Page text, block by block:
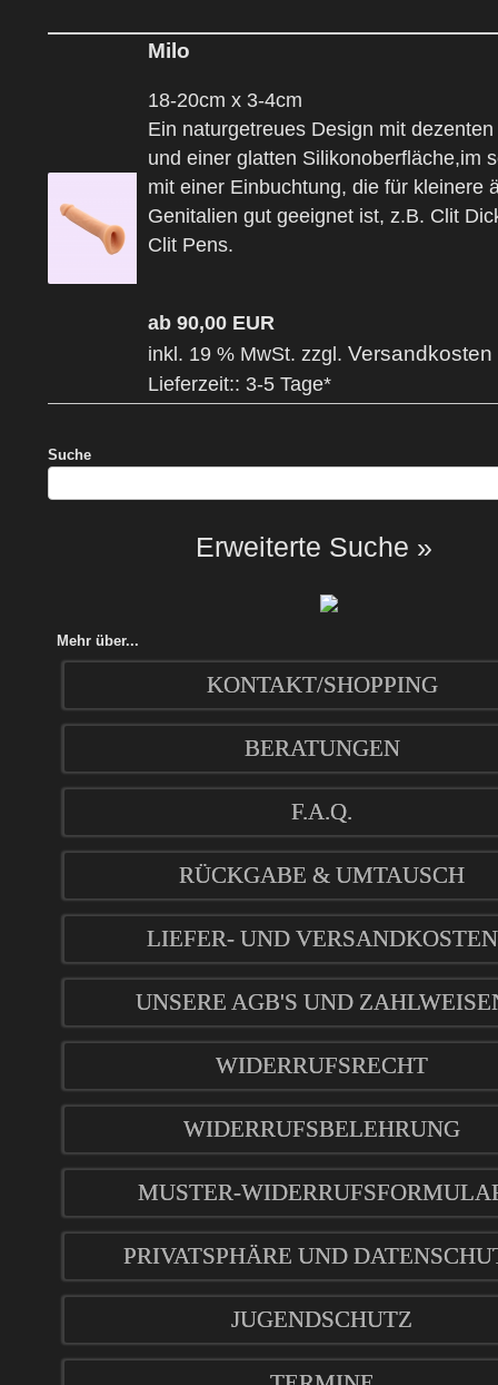
Milo
18-20cm x 3-4cm
Ein naturgetreues Design mit dezenten
und einer glatten Silikonoberfläche,im
mit einer Einbuchtung, die für kleinere
Genitalien gut geeignet ist, z.B. Clit
Clit Pens.
ab 90,00 EUR
inkl. 19 % MwSt. zzgl. Versandkosten
Lieferzeit:: 3-5 Tage*
Suche
Erweiterte Suche »
Mehr über...
KONTAKT/SHOPPING
BERATUNGEN
F.A.Q.
RÜCKGABE & UMTAUSCH
LIEFER- UND VERSANDKOSTEN
UNSERE AGB'S UND
WIDERRUFSRECHT
WIDERRUFSBELEHRUNG
MUSTER-
PRIVATSPHÄRE UND
JUGENDSCHUTZ